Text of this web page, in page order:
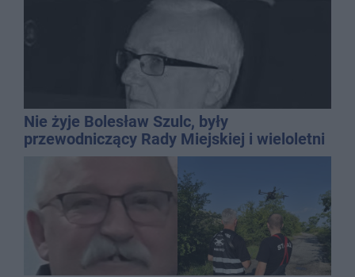
Nie żyje Bolesław Szulc, były
przewodniczący Rady Miejskiej i wieloletni
dyrektor SP 14